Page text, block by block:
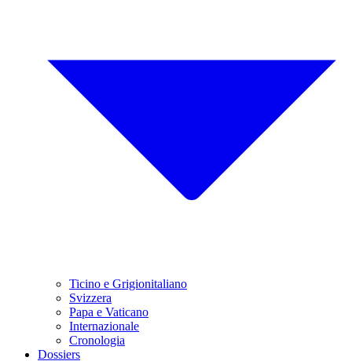
Ticino e Grigionitaliano
Svizzera
Papa e Vaticano
Internazionale
Cronologia
Dossiers